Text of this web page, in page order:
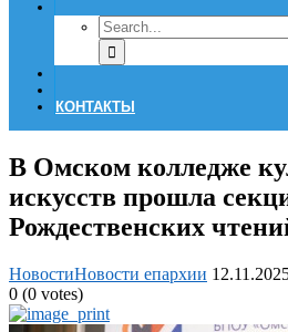
КОНТАКТЫ
В Омском колледже
искусств прошла
Рождественских
НовостиНовости епархии
0 (0 votes)